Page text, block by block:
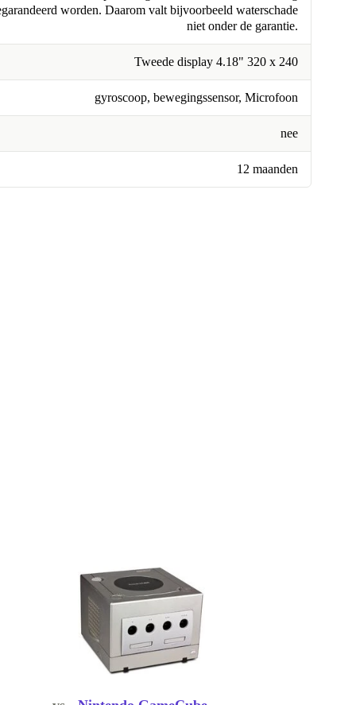
worden. Daarom valt bijvoorbeeld waterschade
niet onder de garantie.
Tweede display 4.18" 320 x 240
gyroscoop, bewegingssensor, Microfoon
nee
12 maanden